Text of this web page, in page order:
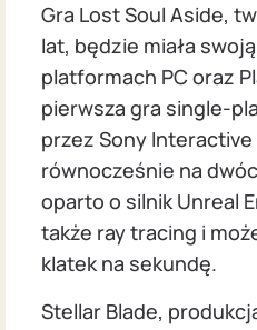
Gra Lost Soul Aside,
lat, będzie miała
platformach PC oraz
pierwsza gra single-
przez Sony
równocześnie na
oparto o silnik Unreal
także ray tracing i
klatek na sekundę.
Stellar Blade,